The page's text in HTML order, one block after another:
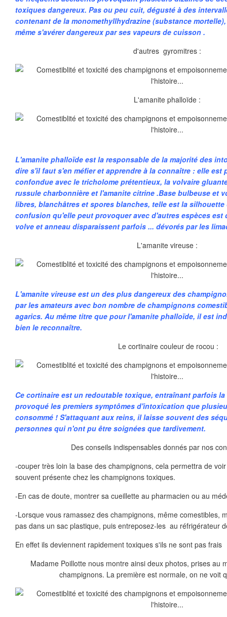
toxiques dangereux. Pas ou peu cuit, dégusté à des
contenant de la monomethyllhydrazine (substance
même s'avérer dangereux par ses vapeurs de cuisson .
d'autres gyromitres :
L'amanite phalloïde :
L'amanite phalloïde est la responsable de la majorité des
dire s'il faut s'en méfier et apprendre à la connaître : elle est
confondue avec le tricholome prétentieux, la volvaire
russule charbonnière et l'amanite citrine .Base bulbeuse et
libres, blanchâtres et spores blanches, telle est la silhouette
confusion qu'elle peut provoquer avec d'autres espèces est
volve et anneau disparaissent parfois ... dévorés par les
L'amanite vireuse :
L'amanite vireuse est un des plus dangereux des
par les amateurs avec bon nombre de champignons
agarics. Au même titre que pour l'amanite phalloïde, il est
bien le reconnaître.
Le cortinaire couleur de rocou :
Ce cortinaire est un redoutable toxique, entraînant parfois
provoqué les premiers symptômes d'intoxication que
consommé ! S'attaquant aux reins, il laisse souvent des
personnes qui n'ont pu être soignées que tardivement.
Des conseils indispensables donnés par nos
-couper très loin la base des champignons, cela permettra de
souvent présente chez les champignons toxiques.
-En cas de doute, montrer sa cueillette au pharmacien ou au
-Lorsque vous ramassez des champignons, même comestibles,
pas dans un sac plastique, puis entreposez-les au réfrigérateur
En effet ils deviennent rapidement toxiques s'ils ne sont pas frais
Madame Poillotte nous montre ainsi deux photos, prises au
champignons. La première est normale, on ne voit